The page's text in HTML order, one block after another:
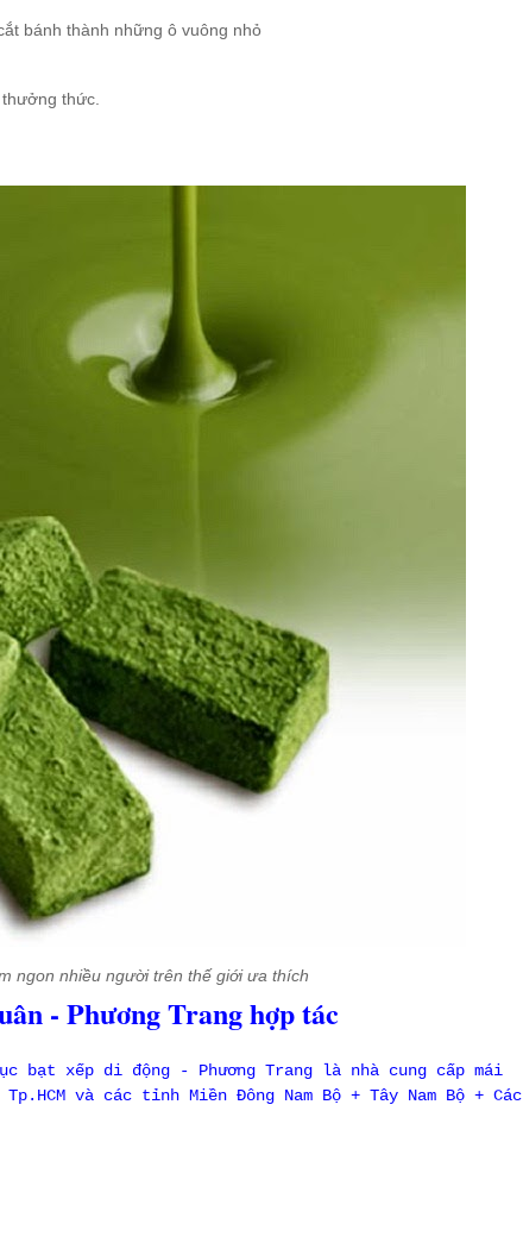
bánh thành những ô vuông nhỏ
thức.
ngon nhiều người trên thế giới ưa thích
- Phương Trang hợp tác
bạt xếp di động - Phương Trang là nhà cung cấp mái
và các tỉnh Miền Đông Nam Bộ + Tây Nam Bộ + Các